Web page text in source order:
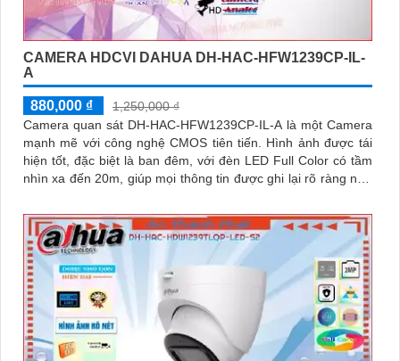
CAMERA HDCVI DAHUA DH-HAC-HFW1239CP-IL-
A
880,000 ₫
1,250,000 ₫
Camera quan sát DH-HAC-HFW1239CP-IL-A là một Camera
mạnh mẽ với công nghệ CMOS tiên tiến. Hình ảnh được tái
hiện tốt, đặc biệt là ban đêm, với đèn LED Full Color có tầm
nhìn xa đến 20m, giúp mọi thông tin được ghi lại rõ ràng như